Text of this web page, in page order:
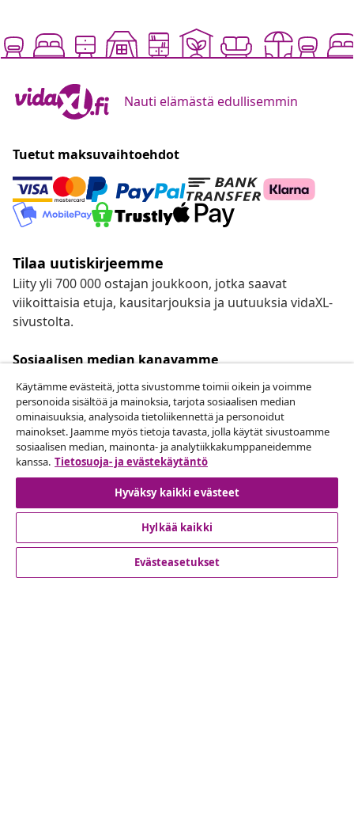
Nauti elämästä edullisemmin
Tuetut maksuvaihtoehdot
Tilaa uutiskirjeemme
Liity yli 700 000 ostajan joukkoon, jotka saavat
viikoittaisia etuja, kausitarjouksia ja uutuuksia vidaXL-
sivustolta.
Sosiaalisen median kanavamme
Peruuta tilaus
Lähetä tilauksen peruutuspyyntö.
Peruuta tilaus
Käytämme evästeitä, jotta sivustomme toimii oikein ja voimme
personoida sisältöä ja mainoksia, tarjota sosiaalisen median
ominaisuuksia, analysoida tietoliikennettä ja personoidut
mainokset. Jaamme myös tietoja tavasta, jolla käytät sivustoamme
sosiaalisen median, mainonta- ja analytiikkakumppaneidemme
kanssa. Tietosuoja- ja evästekäytäntö
Hyväksy kaikki evästeet
Hylkää kaikki
Evästeasetukset